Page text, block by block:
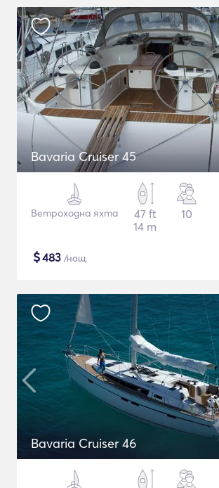
Bavaria Cruiser 45
Ветроходна яхта
47 ft
14 m
10
$483 /нощ
Bavaria Cruiser 46